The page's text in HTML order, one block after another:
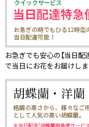
お急ぎでも安心の【当日
で当日にお花をお届けしま